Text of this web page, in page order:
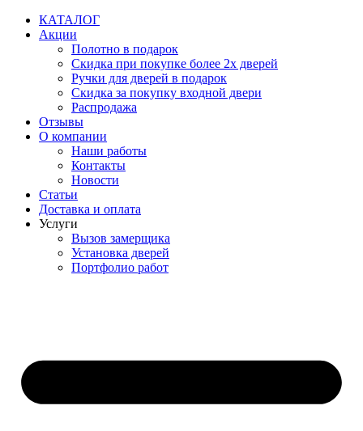
Перейти
содержимому
КАТАЛОГ
Акции
Полотно в подарок
Скидка при покупке более 2х дверей
Ручки для дверей в подарок
Скидка за покупку входной двери
Распродажа
Отзывы
О компании
Наши работы
Контакты
Новости
Статьи
Доставка и оплата
Услуги
Вызов замерщика
Установка дверей
Портфолио работ